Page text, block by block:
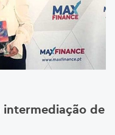
intermediação de